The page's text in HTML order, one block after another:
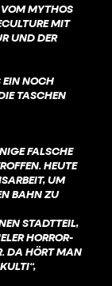
MYTHOS
MIT
UND DER
EIN NOCH
TASCHEN
FALSCHE
HEUTE
UM
BAHN ZU
STADTTEIL,
HORROR-
DA HÖRT MAN